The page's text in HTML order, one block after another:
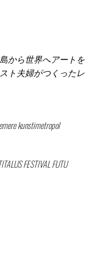
から世界へアートを
ト夫婦がつくったレ
kunstimetropo​l
FESTIVAL FUTU